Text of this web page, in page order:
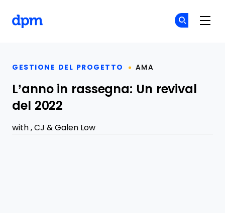
GESTIONE DEL PROGETTO AMA
L’anno in rassegna: Un revival
del 2022
with , CJ & Galen Low